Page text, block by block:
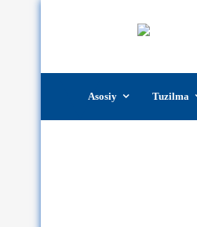
content
Asosiy Tuzilma